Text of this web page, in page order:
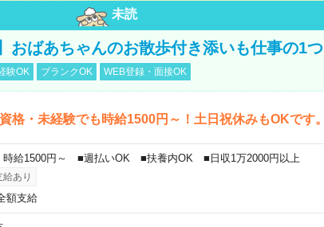
未読
おばあちゃんのお散歩付き添いも仕事の1つ
験OK ブランクOK WEB登録・面接OK
・未経験でも時給1500円～！土日祝休みもOKです。
時給1500円～ ■週払いOK ■扶養内OK ■日収1万2000円以上
あり
額支給